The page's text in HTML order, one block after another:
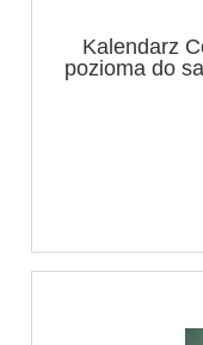
Kalendarz
pozioma do